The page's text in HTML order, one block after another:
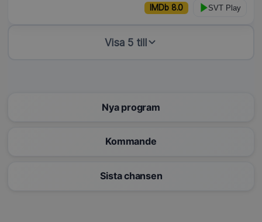
IMDb 8.0 SVT Play
Visa 5 till
Nya program
Kommande
Sista chansen